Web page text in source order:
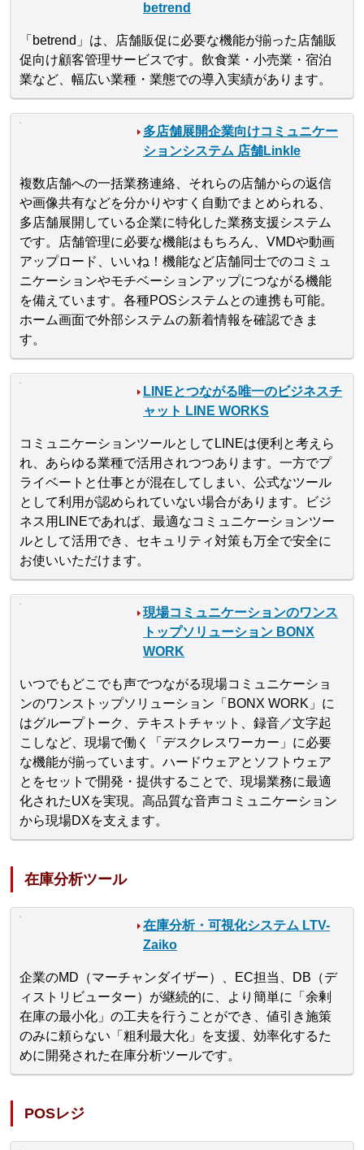
betrend
「betrend」は、店舗販促に必要な機能が揃った店舗販
促向け顧客管理サービスです。飲食業・小売業・宿泊
業など、幅広い業種・業態での導入実績があります。
多店舗展開企業向けコミュニケー
ションシステム 店舗Linkle
複数店舗への一括業務連絡、それらの店舗からの返信
や画像共有などを分かりやすく自動でまとめられる、
多店舗展開している企業に特化した業務支援システム
です。店舗管理に必要な機能はもちろん、VMDや動画
アップロード、いいね！機能など店舗同士でのコミュ
ニケーションやモチベーションアップにつながる機能
を備えています。各種POSシステムとの連携も可能。
ホーム画面で外部システムの新着情報を確認できま
す。
LINEとつながる唯一のビジネスチ
ャット LINE WORKS
コミュニケーションツールとしてLINEは便利と考えら
れ、あらゆる業種で活用されつつあります。一方でプ
ライベートと仕事とが混在してしまい、公式なツール
として利用が認められていない場合があります。ビジ
ネス用LINEであれば、最適なコミュニケーションツー
ルとして活用でき、セキュリティ対策も万全で安全に
お使いいただけます。
現場コミュニケーションのワンス
トップソリューション BONX
WORK
いつでもどこでも声でつながる現場コミュニケーショ
ンのワンストップソリューション「BONX WORK」に
はグループトーク、テキストチャット、録音／文字起
こしなど、現場で働く「デスクレスワーカー」に必要
な機能が揃っています。ハードウェアとソフトウェア
とをセットで開発・提供することで、現場業務に最適
化されたUXを実現。高品質な音声コミュニケーション
から現場DXを支えます。
在庫分析ツール
在庫分析・可視化システム LTV-
Zaiko
企業のMD（マーチャンダイザー）、EC担当、DB（デ
ィストリビューター）が継続的に、より簡単に「余剰
在庫の最小化」の工夫を行うことができ、値引き施策
のみに頼らない「粗利最大化」を支援、効率化するた
めに開発された在庫分析ツールです。
POSレジ